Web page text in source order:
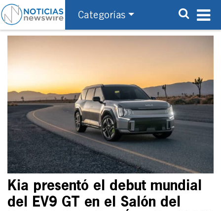
Categorías
Kia presentó el debut mundial
del EV9 GT en el Salón del